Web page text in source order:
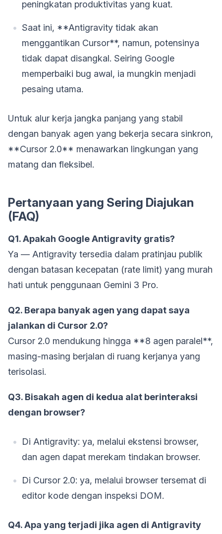
peningkatan produktivitas yang kuat.
Saat ini, **Antigravity tidak akan
menggantikan Cursor**, namun, potensinya
tidak dapat disangkal. Seiring Google
memperbaiki bug awal, ia mungkin menjadi
pesaing utama.
Untuk alur kerja jangka panjang yang stabil
dengan banyak agen yang bekerja secara sinkron,
**Cursor 2.0** menawarkan lingkungan yang
matang dan fleksibel.
Pertanyaan yang Sering Diajukan
(FAQ)
Q1. Apakah Google Antigravity gratis?
Ya — Antigravity tersedia dalam pratinjau publik
dengan batasan kecepatan (rate limit) yang murah
hati untuk penggunaan Gemini 3 Pro.
Q2. Berapa banyak agen yang dapat saya
jalankan di Cursor 2.0?
Cursor 2.0 mendukung hingga **8 agen paralel**,
masing-masing berjalan di ruang kerjanya yang
terisolasi.
Q3. Bisakah agen di kedua alat berinteraksi
dengan browser?
Di Antigravity: ya, melalui ekstensi browser,
dan agen dapat merekam tindakan browser.
Di Cursor 2.0: ya, melalui browser tersemat di
editor kode dengan inspeksi DOM.
Q4. Apa yang terjadi jika agen di Antigravity